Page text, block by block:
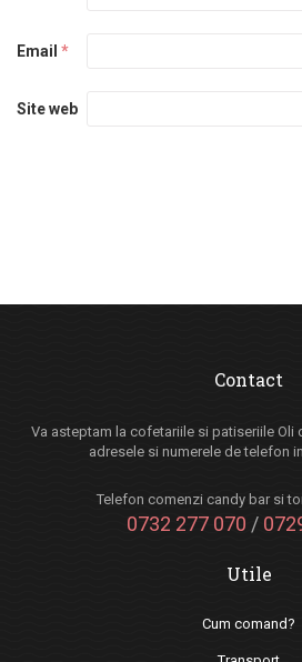
Email *
Site web
Contact
Va asteptam la cofetariile si patiseriile Oli
adresele si numerele de telefon
Telefon comenzi candy bar si
0732 277 070 /
Utile
Cum comand?